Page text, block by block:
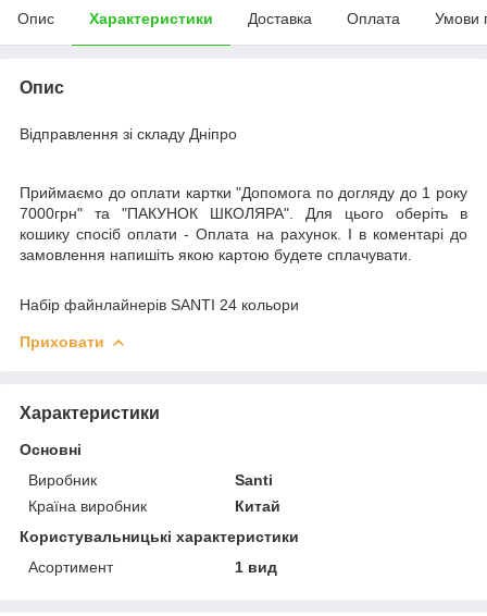
Опис Характеристики Доставка Оплата Умови
Опис
Відправлення зі складу Дніпро
Приймаємо до оплати картки "Допомога по догляду до 1 року
7000грн" та "ПАКУНОК ШКОЛЯРА". Для цього оберіть в
кошику спосіб оплати - Оплата на рахунок. І в коментарі до
замовлення напишіть якою картою будете сплачувати.
Набір файнлайнерів SANTI 24 кольори
Приховати
Характеристики
Основні
Виробник
Santi
Країна виробник
Китай
Користувальницькі характеристики
Асортимент
1 вид